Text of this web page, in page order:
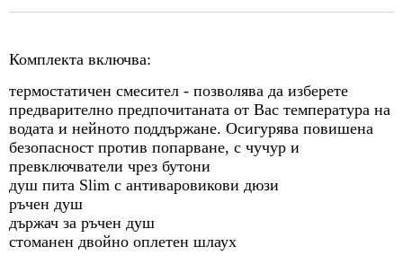
Комплекта включва:
термостатичен смесител - позволява да изберете
предварително предпочитаната от Вас температура на
водата и нейното поддържане. Осигурява повишена
безопасност против попарване, с чучур и
превключватели чрез бутони
душ пита Slim с антиваровикови дюзи
ръчен душ
държач за ръчен душ
стоманен двойно оплетен шлаух